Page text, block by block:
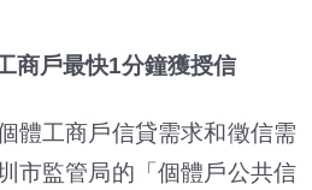
商戶最快1分鐘獲授信
體工商戶信貸需求和徵信需
市監管局的「個體戶公共信